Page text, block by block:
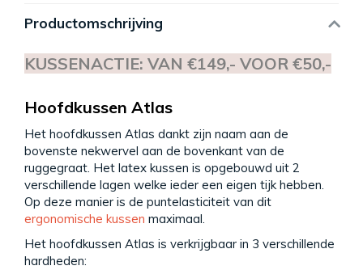
Productomschrijving
KUSSENACTIE: VAN €149,- VOOR €50,-
Hoofdkussen Atlas
Het hoofdkussen Atlas dankt zijn naam aan de
bovenste nekwervel aan de bovenkant van de
ruggegraat. Het latex kussen is opgebouwd uit 2
verschillende lagen welke ieder een eigen tijk hebben.
Op deze manier is de puntelasticiteit van dit
ergonomische kussen maximaal.
Het hoofdkussen Atlas is verkrijgbaar in 3 verschillende
hardheden: